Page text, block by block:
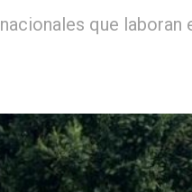
que laboran